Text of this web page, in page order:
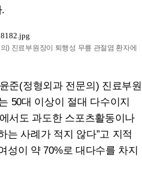
) 진료부원장이 퇴행성 무릎 관절염 환자에
준(정형외과 전문의) 진료부원
50대 이상이 절대 다수이지
서도 과도한 스포츠활동이나
는 사례가 적지 않다”고 지적
성이 약70%로 대다수를 차지